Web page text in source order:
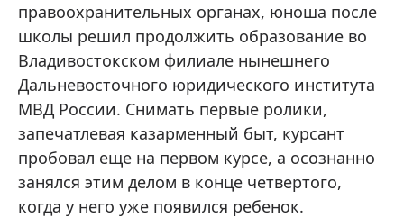
правоохранительных органах, юноша после
школы решил продолжить образование во
Владивостокском филиале нынешнего
Дальневосточного юридического института
МВД России. Снимать первые ролики,
запечатлевая казарменный быт, курсант
пробовал еще на первом курсе, а осознанно
занялся этим делом в конце четвертого,
когда у него уже появился ребенок.